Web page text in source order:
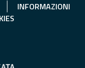
INFORMAZIONI